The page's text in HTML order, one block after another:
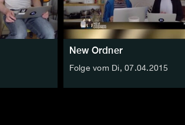
New Ordner
Folge vom Di, 07.04.2015